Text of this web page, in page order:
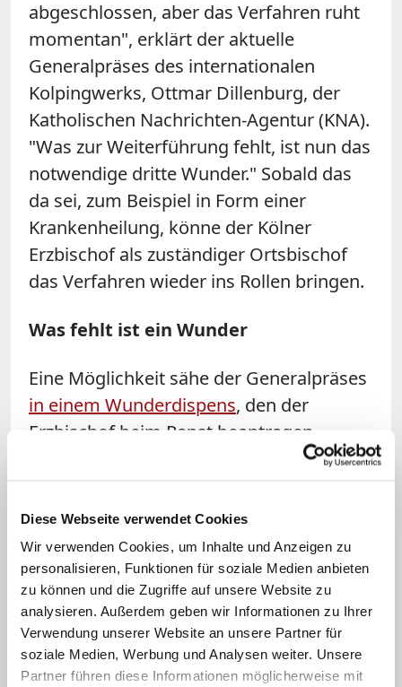
Diese Webseite verwendet Cookies
Wir verwenden Cookies, um Inhalte und Anzeigen zu
personalisieren, Funktionen für soziale Medien anbieten
zu können und die Zugriffe auf unsere Website zu
analysieren. Außerdem geben wir Informationen zu Ihrer
Verwendung unserer Website an unsere Partner für
soziale Medien, Werbung und Analysen weiter. Unsere
Partner führen diese Informationen möglicherweise mit
abgeschlossen, aber das Verfahren ruht
momentan", erklärt der aktuelle
Generalpräses des internationalen
Kolpingwerks, Ottmar Dillenburg, der
Katholischen Nachrichten-Agentur (KNA).
"Was zur Weiterführung fehlt, ist nun das
notwendige dritte Wunder." Sobald das
da sei, zum Beispiel in Form einer
Krankenheilung, könne der Kölner
Erzbischof als zuständiger Ortsbischof
das Verfahren wieder ins Rollen bringen.
Was fehlt ist ein Wunder
Eine Möglichkeit sähe der Generalpräses
in einem Wunderdispens, den der
Erzbischof beim Papst beantragen
könnte. Damit könnte auf das dritte
ohnehin schon für die Seligsprechung
belegt", so Dillenburg. Zumal sich der
Sozialpfarrer deutlich von anderen
Seligen abhebe. "Durch unsere
internationale Vernetzung wird der selige
Adolph Kolping schon jetzt weltweit
verehrt."